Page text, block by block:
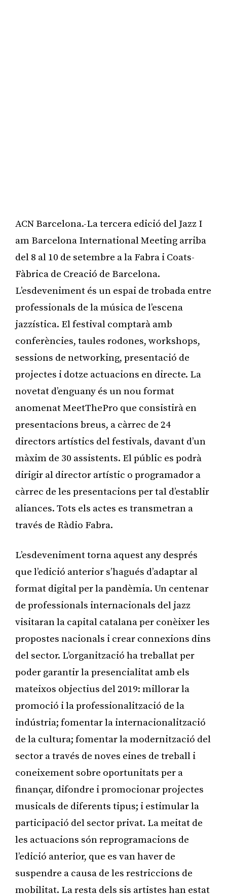
ACN Barcelona.-La tercera edició del Jazz I
am Barcelona International Meeting arriba
del 8 al 10 de setembre a la Fabra i Coats-
Fàbrica de Creació de Barcelona.
L’esdeveniment és un espai de trobada entre
professionals de la música de l’escena
jazzística. El festival comptarà amb
conferències, taules rodones, workshops,
sessions de networking, presentació de
projectes i dotze actuacions en directe. La
novetat d’enguany és un nou format
anomenat MeetThePro que consistirà en
presentacions breus, a càrrec de 24
directors artístics del festivals, davant d’un
màxim de 30 assistents. El públic es podrà
dirigir al director artístic o programador a
càrrec de les presentacions per tal d’establir
aliances. Tots els actes es transmetran a
través de Ràdio Fabra.
L’esdeveniment torna aquest any després
que l’edició anterior s’hagués d’adaptar al
format digital per la pandèmia. Un centenar
de professionals internacionals del jazz
visitaran la capital catalana per conèixer les
propostes nacionals i crear connexions dins
del sector. L’organització ha treballat per
poder garantir la presencialitat amb els
mateixos objectius del 2019: millorar la
promoció i la professionalització de la
indústria; fomentar la internacionalització
de la cultura; fomentar la modernització del
sector a través de noves eines de treball i
coneixement sobre oportunitats per a
finançar, difondre i promocionar projectes
musicals de diferents tipus; i estimular la
participació del sector privat. La meitat de
les actuacions són reprogramacions de
l’edició anterior, que es van haver de
suspendre a causa de les restriccions de
mobilitat. La resta dels sis artistes han estat